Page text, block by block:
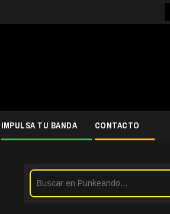
IMPULSA TU BANDA CONTACTO